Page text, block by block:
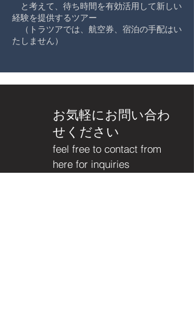
と考えて、待ち時間を有効活用して新しい
経験を提供するツアー
（トラツアでは、航空券、宿泊の手配はい
たしません）
お気軽にお問い合わ
せください
feel free to contact from
here for inquiries